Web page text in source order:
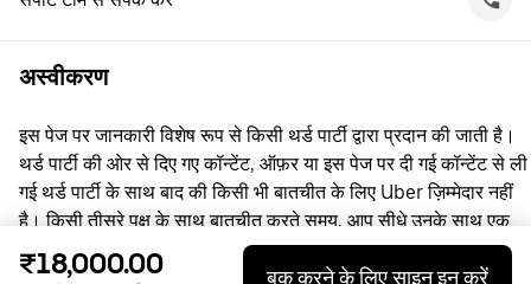
अस्वीकरण
इस पेज पर जानकारी विशेष रूप से किसी थर्ड पार्टी द्वारा प्रदान की जाती है।
थर्ड पार्टी की ओर से दिए गए कॉन्टेंट, ऑफ़र या इस पेज पर दी गई कॉन्टेंट से ली
गई थर्ड पार्टी के साथ बाद की किसी भी बातचीत के लिए Uber ज़िम्मेदार नहीं
है। किसी तीसरे पक्ष के साथ बातचीत करते समय, आप सीधे उनके साथ एक
समझौता करते हैं, जिसमें Uber पक्षकार नहीं है। सवाल पूछने के लिए, कृपया
सीधे तीसरे पक्ष से संपर्क करें।
₹18,000.00 बुक करने के लिए साइन इन करें